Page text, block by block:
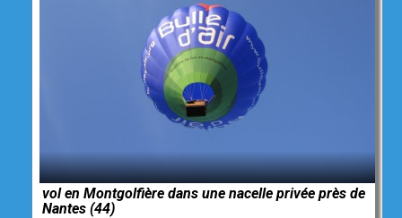
vol en Montgolfière dans une nacelle privée près de
Nantes (44)